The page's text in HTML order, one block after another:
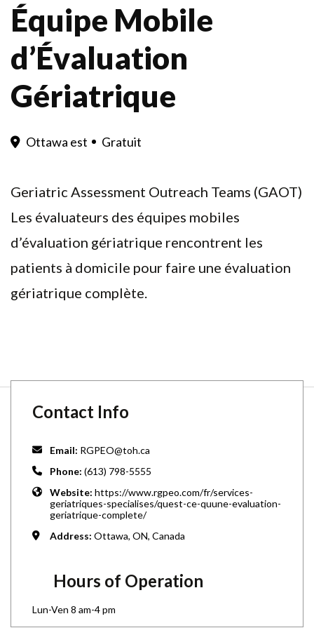
Équipe Mobile
d’Évaluation
Gériatrique
Ottawa est Gratuit
Geriatric Assessment Outreach Teams (GAOT)
Les évaluateurs des équipes mobiles
d’évaluation gériatrique rencontrent les
patients à domicile pour faire une évaluation
gériatrique complète.
Contact Info
Email: RGPEO@toh.ca
Phone: (613) 798-5555
Website: https://www.rgpeo.com/fr/services-
geriatriques-specialises/quest-ce-quune-evaluation-
geriatrique-complete/
Address: Ottawa, ON, Canada
Hours of Operation
Lun-Ven 8 am-4 pm